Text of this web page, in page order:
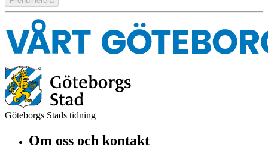
Göteborgs Stads tidning
Om oss och kontakt